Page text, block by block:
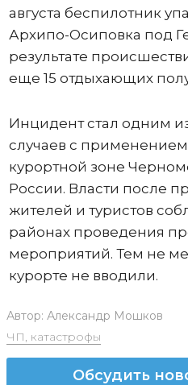
августа беспилотник
Архипо-Осиповка под
результате
еще 15 отдыхающих
Инцидент стал одним
случаев с
курортной зоне
России. Власти после
жителей и туристов
районах проведения
мероприятий. Тем не
курорте не вводили.
Автор: Александр Мошков
ЧП, катастрофы
Обсудить